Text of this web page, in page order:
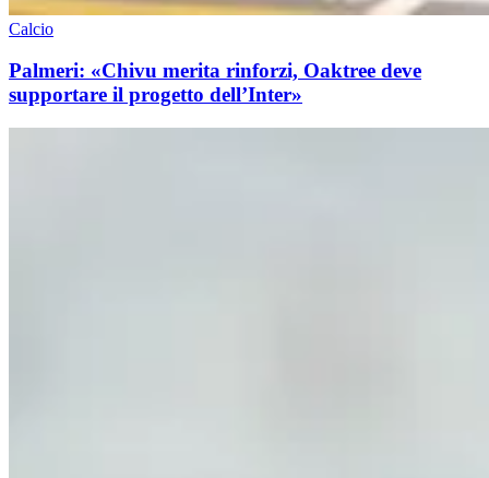
Calcio
Palmeri: «Chivu merita rinforzi, Oaktree deve
supportare il progetto dell’Inter»